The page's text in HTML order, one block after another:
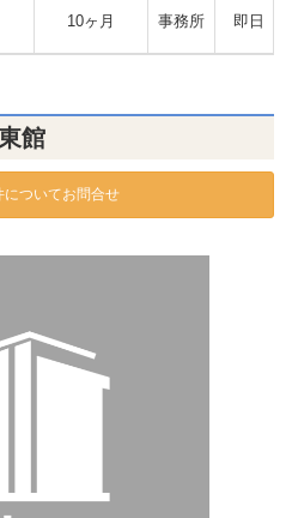
10ヶ月 事務所 即日
館
ついてお問合せ